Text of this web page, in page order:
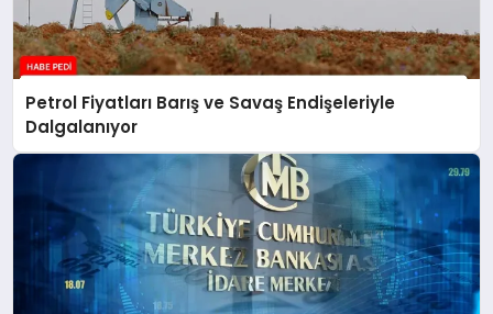
Petrol Fiyatları Barış ve Savaş Endişeleriyle
Dalgalanıyor